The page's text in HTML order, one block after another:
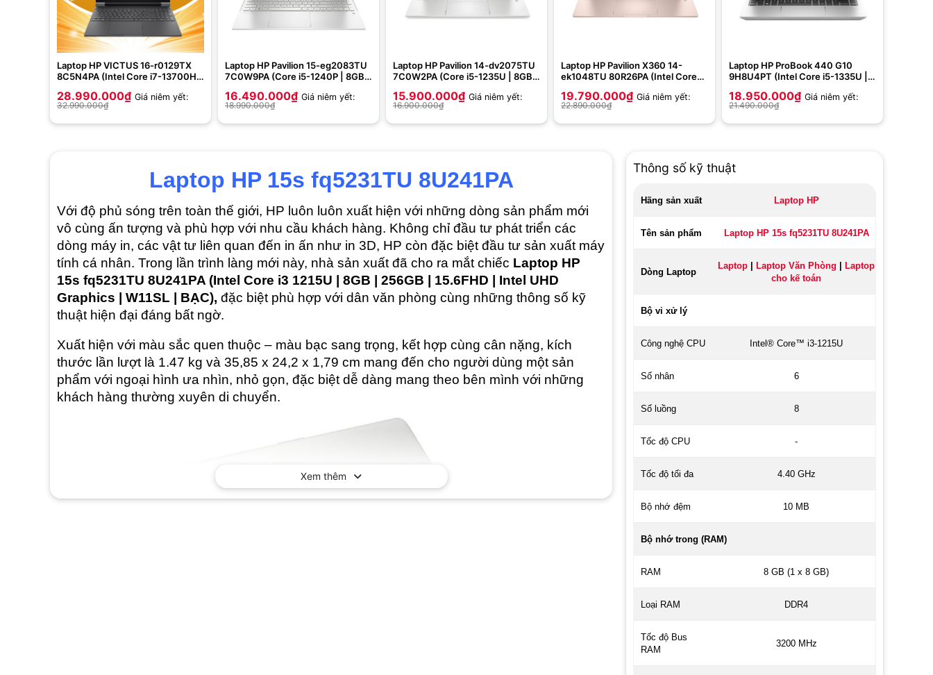
Laptop HP VICTUS 16-r0129TX
8C5N4PA (Intel Core i7-13700H |
16.1 inch FHD | Windows 11 | Đen)
28.990.000₫ Giá niêm yết:
32.990.000₫
Laptop HP Pavilion 15-eg2083TU
7C0W9PA (Core i5-1240P | 8GB |
FHD IPS | Win 11 | Bạc)
16.490.000₫ Giá niêm yết:
18.990.000₫
Laptop HP Pavilion 14-dv2075TU
7C0W2PA (Core i5-1235U | 8GB |
FHD | Windows 11 | Natural Silver)
15.900.000₫ Giá niêm yết:
16.900.000₫
Laptop HP Pavilion X360 14-
ek1048TU 80R26PA (Intel Core
Xe | 14 inch FHD | Cám ứng | Win
11 | Vàng)
19.790.000₫ Giá niêm yết:
22.890.000₫
Laptop HP ProBook 440 G10
9H8U4PT (Intel Core i5-1335U |
11 | Bạc)
18.950.000₫ Giá niêm yết:
21.490.000₫
Laptop HP 15s fq5231TU 8U241PA
Với độ phủ sóng trên toàn thế giới, HP luôn luôn xuất hiện với những dòng sản phẩm mới
vô cùng ấn tượng và phù hợp với nhu cầu khách hàng. Không chỉ đầu tư phát triển các
dòng máy in, các vật tư liên quan đến in ấn như in 3D, HP còn đặc biệt đầu tư sản xuất máy
tính cá nhân. Trong lần trình làng mới này, nhà sản xuất đã cho ra mắt chiếc Laptop HP
15s fq5231TU 8U241PA (Intel Core i3 1215U | 8GB | 256GB | 15.6FHD | Intel UHD
Graphics | W11SL | BẠC), đặc biệt phù hợp với dân văn phòng cùng những thông số kỹ
thuật hiện đại đáng bất ngờ.
Xuất hiện với màu sắc quen thuộc – màu bạc sang trọng, kết hợp cùng cân nặng, kích
thước lần lượt là 1.47 kg và 35,85 x 24,2 x 1,79 cm mang đến cho người dùng một sản
phẩm với ngoại hình ưa nhìn, nhỏ gọn, đặc biệt dễ dàng mang theo bên mình với những
khách hàng thường xuyên di chuyển.
Xem thêm
Thông số kỹ thuật
Hãng sản xuất Laptop HP
Tên sản phẩm Laptop HP 15s fq5231TU 8U241PA
Dòng Laptop
Laptop Laptop Văn Phòng
Laptop
cho kế toán
Bộ vi xử lý
Công nghệ CPU Intel® Core™ i3-1215U
Số nhân 6
Số luồng 8
Tốc độ CPU -
Tốc độ tối đa 4.40 GHz
Bộ nhớ đệm 10 MB
Bộ nhớ trong (RAM)
RAM 8 GB (1 x 8 GB)
Loại RAM DDR4
Tốc độ Bus
RAM
3200 MHz